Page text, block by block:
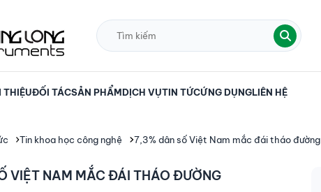
THIỆUĐỐI TÁCSẢN PHẨMDỊCH VỤTIN TỨCỨNG DỤNGLIÊN HỆ
Tin khoa học công nghệ 7,3% dân số Việt Nam mắc đái tháo đường
VIỆT NAM MẮC ĐÁI THÁO ĐƯỜNG